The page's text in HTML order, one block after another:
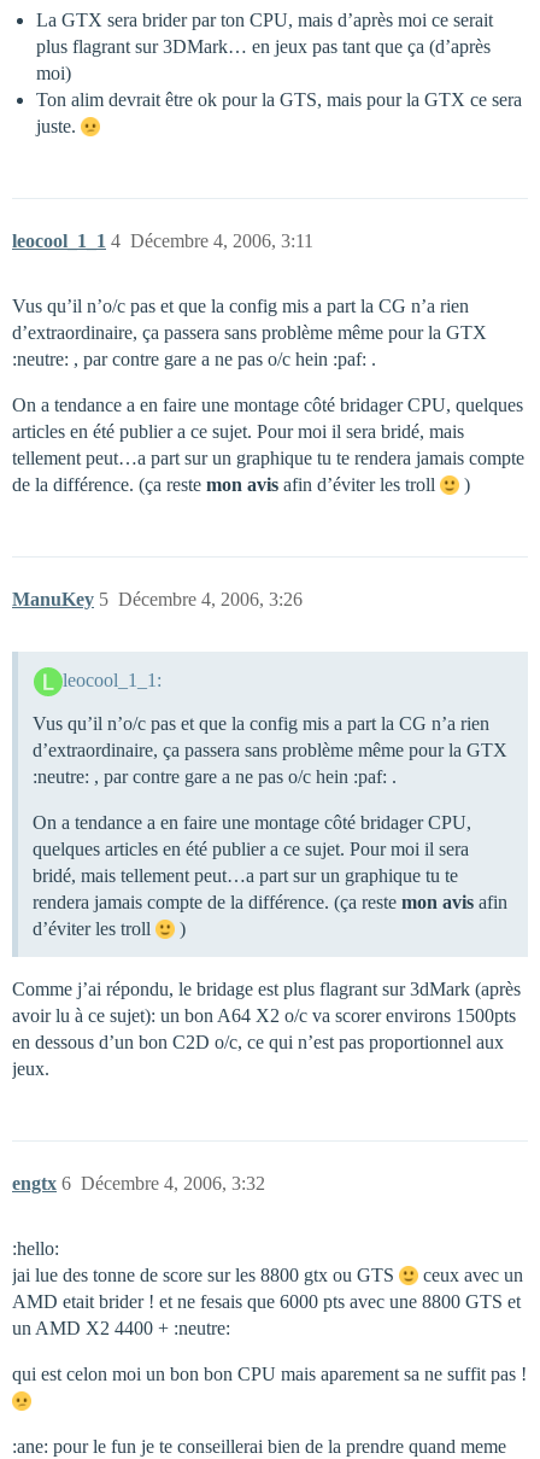
La GTX sera brider par ton CPU, mais d’après moi ce serait
plus flagrant sur 3DMark… en jeux pas tant que ça (d’après
moi)
Ton alim devrait être ok pour la GTS, mais pour la GTX ce sera
juste.
leocool_1_1 Décembre 4, 2006, 3:11
4
Vus qu’il n’o/c pas et que la config mis a part la CG n’a rien
d’extraordinaire, ça passera sans problème même pour la GTX
:neutre: , par contre gare a ne pas o/c hein :paf: .
On a tendance a en faire une montage côté bridager CPU, quelques
articles en été publier a ce sujet. Pour moi il sera bridé, mais
tellement peut…a part sur un graphique tu te rendera jamais compte
de la différence. (ça reste mon avis afin d’éviter les troll )
ManuKey Décembre 4, 2006, 3:26
5
leocool_1_1:
Vus qu’il n’o/c pas et que la config mis a part la CG n’a rien
d’extraordinaire, ça passera sans problème même pour la GTX
:neutre: , par contre gare a ne pas o/c hein :paf: .
On a tendance a en faire une montage côté bridager CPU,
quelques articles en été publier a ce sujet. Pour moi il sera
bridé, mais tellement peut…a part sur un graphique tu te
rendera jamais compte de la différence. (ça reste mon avis afin
d’éviter les troll
)
Comme j’ai répondu, le bridage est plus flagrant sur 3dMark (après
avoir lu à ce sujet): un bon A64 X2 o/c va scorer environs 1500pts
en dessous d’un bon C2D o/c, ce qui n’est pas proportionnel aux
jeux.
engtx Décembre 4, 2006, 3:32
6
:hello:
jai lue des tonne de score sur les 8800 gtx ou GTS
ceux avec un
AMD etait brider ! et ne fesais que 6000 pts avec une 8800 GTS et
un AMD X2 4400 + :neutre:
qui est celon moi un bon bon CPU mais aparement sa ne suffit pas !
:ane: pour le fun je te conseillerai bien de la prendre quand meme